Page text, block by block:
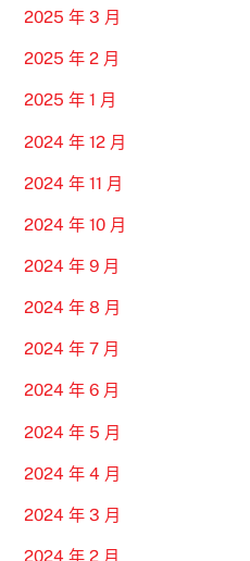
2025 年 3 月
2025 年 2 月
2025 年 1 月
2024 年 12 月
2024 年 11 月
2024 年 10 月
2024 年 9 月
2024 年 8 月
2024 年 7 月
2024 年 6 月
2024 年 5 月
2024 年 4 月
2024 年 3 月
2024 年 2 月